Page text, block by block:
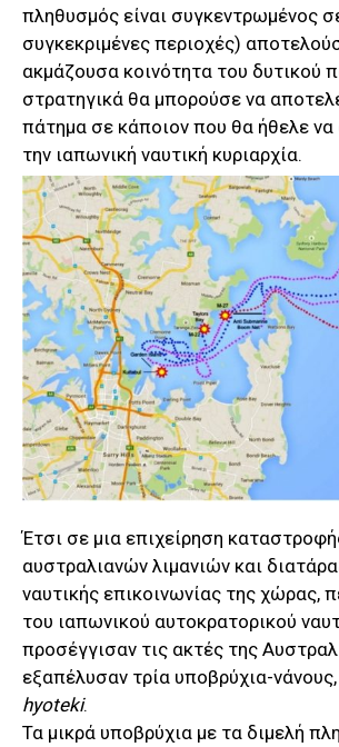
πληθυσμός είναι συγκεντρωμένος
συγκεκριμένες περιοχές)
ακμάζουσα κοινότητα του δυτικού
στρατηγικά θα μπορούσε να
πάτημα σε κάποιον που θα ήθελε να
την ιαπωνική ναυτική κυριαρχία.
Έτσι σε μια επιχείρηση
αυστραλιανών λιμανιών και
ναυτικής επικοινωνίας της χώρας,
του ιαπωνικού αυτοκρατορικού
προσέγγισαν τις ακτές της
εξαπέλυσαν τρία υποβρύχια-
hyoteki.
Τα μικρά υποβρύχια με τα διμελή